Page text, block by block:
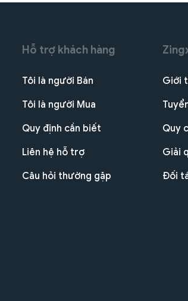
Hỗ trợ khách hàng
Tôi là người Bán
Tôi là người Mua
Quy định cần biết
Liên hệ hỗ trợ
Câu hỏi thường gặp
Giới
Quy
Giải
Đối